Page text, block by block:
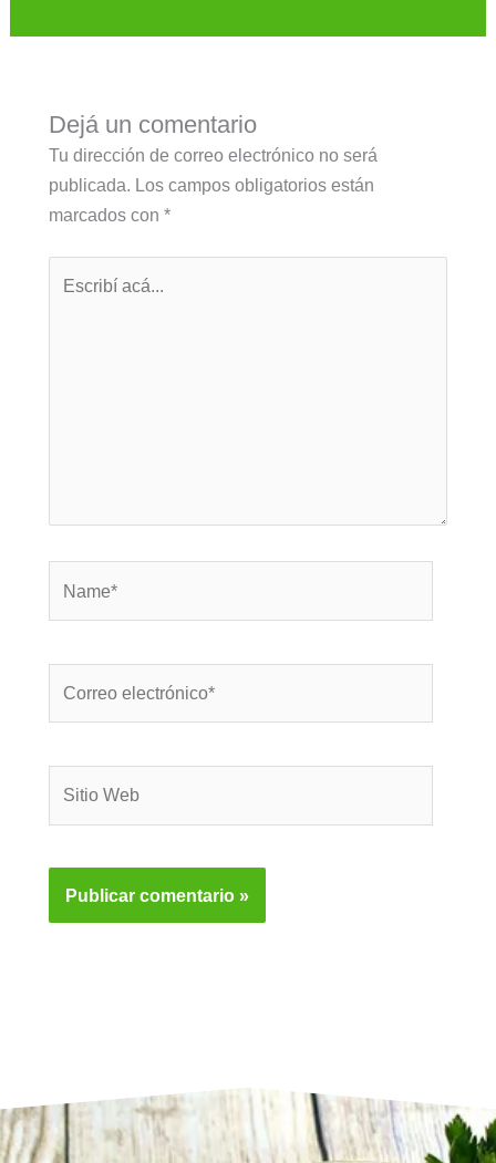
Dejá un comentario
Tu dirección de correo electrónico no será
publicada. Los campos obligatorios están
marcados con *